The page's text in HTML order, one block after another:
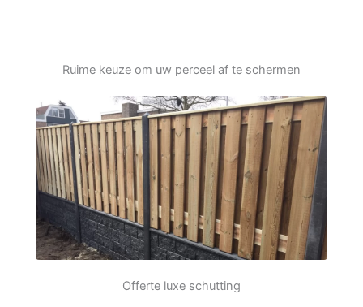
Ruime keuze om uw perceel af te schermen
Offerte luxe schutting